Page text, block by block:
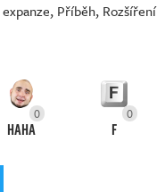
expanze, Příběh, Rozšíření
0
HAHA
0
F